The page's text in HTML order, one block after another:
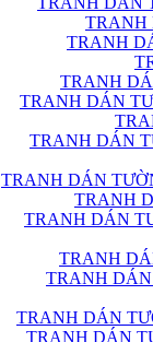
TRANH
TRANH
TRANH
TRANH DÁN
TRANH DÁN
TRANH DÁN
TRANH
TRANH DÁN
TRANH
TRANH
TRANH DÁN
TRANH DÁN